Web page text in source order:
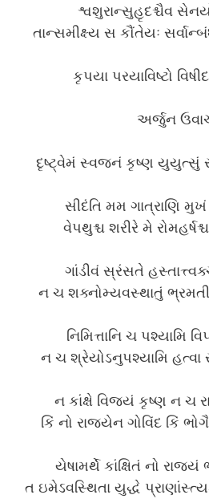
શ્વશુરાન્સુહૃદશ્ચૈવ
તાન્સમીક્ષ્ય સ કૌંતેયઃ
કૃપયા પરયાવિષ્ટો
અર્જુન
દૃષ્ટ્વેમં સ્વજનં કૃષ્ણ યુયુત્સું
સીદંતિ મમ ગાત્રાણિ મુખં
વેપથુશ્ચ શરીરે મે
ગાંડીવં સ્રંસતે
ન ચ શક્નોમ્યવસ્થાતું
નિમિત્તાનિ ચ પશ્યામિ
ન ચ શ્રેયોઽનુપશ્યામિ હત્વા
ન કાંક્ષે વિજયં કૃષ્ણ ન ચ
કિં નો રાજ્યેન ગોવિંદ કિં
યેષામર્થે કાંક્ષિતં નો રાજ્યં
ત ઇમેઽવસ્થિતા યુદ્ધે